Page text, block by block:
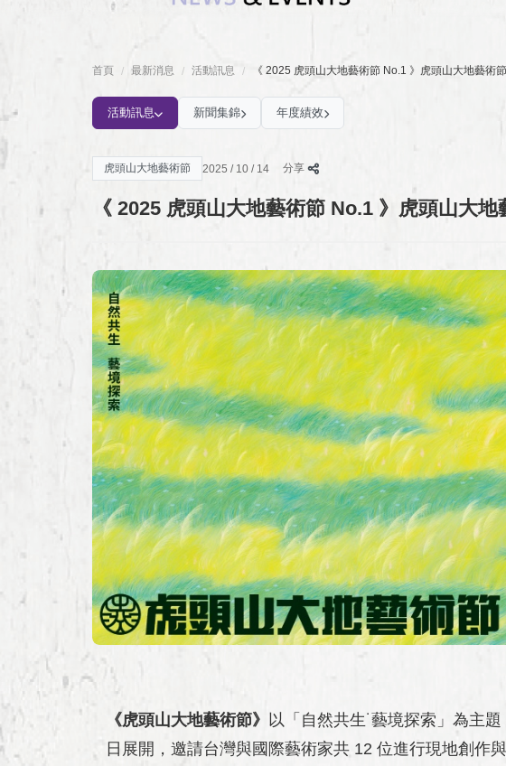
首頁 / 最新消息 / 活動訊息 / 《 2025 虎頭山大地藝術節 No.1 》虎頭山大地藝
活動訊息 新聞集錦 年度績效
虎頭山大地藝術節 2025 / 10 / 14 分享
《 2025 虎頭山大地藝術節 No.1 》虎頭山大
《虎頭山大地藝術節》 以「自然共生˙藝境探索」為主
日展開，邀請台灣與國際藝術家共 12 位進行現地創作